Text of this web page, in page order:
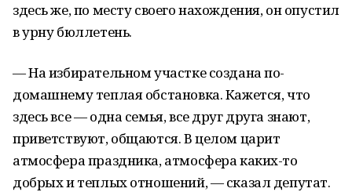
здесь же, по месту своего нахождения, он опустил
в урну бюллетень.
— На избирательном участке создана по-
домашнему теплая обстановка. Кажется, что
здесь все — одна семья, все друг друга знают,
приветствуют, общаются. В целом царит
атмосфера праздника, атмосфера каких-то
добрых и теплых отношений, — сказал депутат.